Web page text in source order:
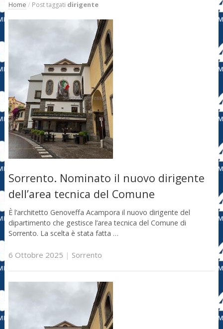
Home / Post taggati dirigente
Sorrento. Nominato il nuovo dirigente
dell’area tecnica del Comune
È l’architetto Genoveffa Acampora il nuovo dirigente del
dipartimento che gestisce l’area tecnica del Comune di
Sorrento. La scelta è stata fatta …
6 Ottobre 2025 | Sorrento